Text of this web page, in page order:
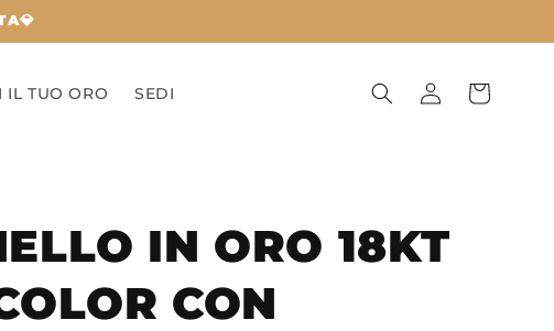
IL TUO ORO SEDI Accedi Carrello
IN ORO 18KT
CON